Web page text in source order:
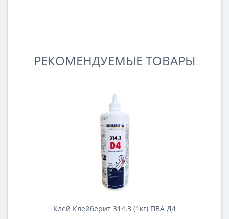
РЕКОМЕНДУЕМЫЕ ТОВАРЫ
Клей Клейберит 314.3 (1кг) ПВА Д4